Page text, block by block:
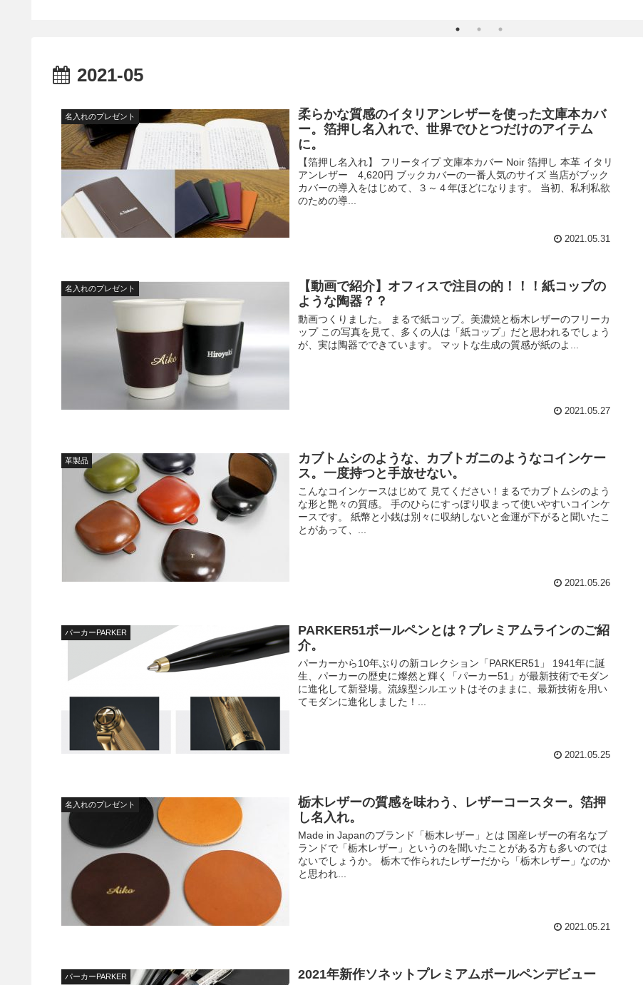
2021-05
名入れのプレゼント
柔らかな質感のイタリアンレザーを使った文庫本カバ
ー。箔押し名入れで、世界でひとつだけのアイテム
に。
【箔押し名入れ】 フリータイプ 文庫本カバー Noir 箔押し 本革 イタリ
アンレザー 4,620円 ブックカバーの一番人気のサイズ 当店がブック
カバーの導入をはじめて、３～４年ほどになります。 当初、私利私欲
のための導...
2021.05.31
名入れのプレゼント
【動画で紹介】オフィスで注目の的！！！紙コップの
ような陶器？？
動画つくりました。 まるで紙コップ。美濃焼と栃木レザーのフリーカ
ップ この写真を見て、多くの人は「紙コップ」だと思われるでしょう
が、実は陶器でできています。 マットな生成の質感が紙のよ...
2021.05.27
革製品
カブトムシのような、カブトガニのようなコインケー
ス。一度持つと手放せない。
こんなコインケースはじめて 見てください！まるでカブトムシのよう
な形と艶々の質感。 手のひらにすっぽり収まって使いやすいコインケ
ースです。 紙幣と小銭は別々に収納しないと金運が下がると聞いたこ
とがあって、...
2021.05.26
パーカーPARKER
PARKER51ボールペンとは？プレミアムラインのご紹
介。
パーカーから10年ぶりの新コレクション「PARKER51」 1941年に誕
生、パーカーの歴史に燦然と輝く「パーカー51」が最新技術でモダン
に進化して新登場。流線型シルエットはそのままに、最新技術を用い
てモダンに進化しました！...
2021.05.25
名入れのプレゼント
栃木レザーの質感を味わう、レザーコースター。箔押
し名入れ。
Made in Japanのブランド「栃木レザー」とは 国産レザーの有名なブ
ランドで「栃木レザー」というのを聞いたことがある方も多いのでは
ないでしょうか。 栃木で作られたレザーだから「栃木レザー」なのか
と思われ...
2021.05.21
パーカーPARKER 2021年新作ソネットプレミアムボールペンデビュー